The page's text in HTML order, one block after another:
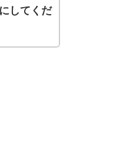
してくだ